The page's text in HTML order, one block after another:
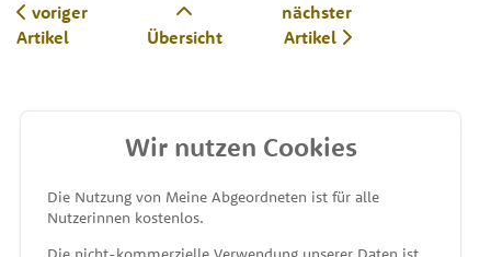
voriger
Artikel
Übersicht
nächster
Artikel
MEINE ABGEORDNETEN
unterstützt von
Wir nutzen Cookies
Die Nutzung von Meine Abgeordneten ist für alle
Nutzerinnen kostenlos.